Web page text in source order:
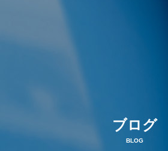
ブログ
BLOG